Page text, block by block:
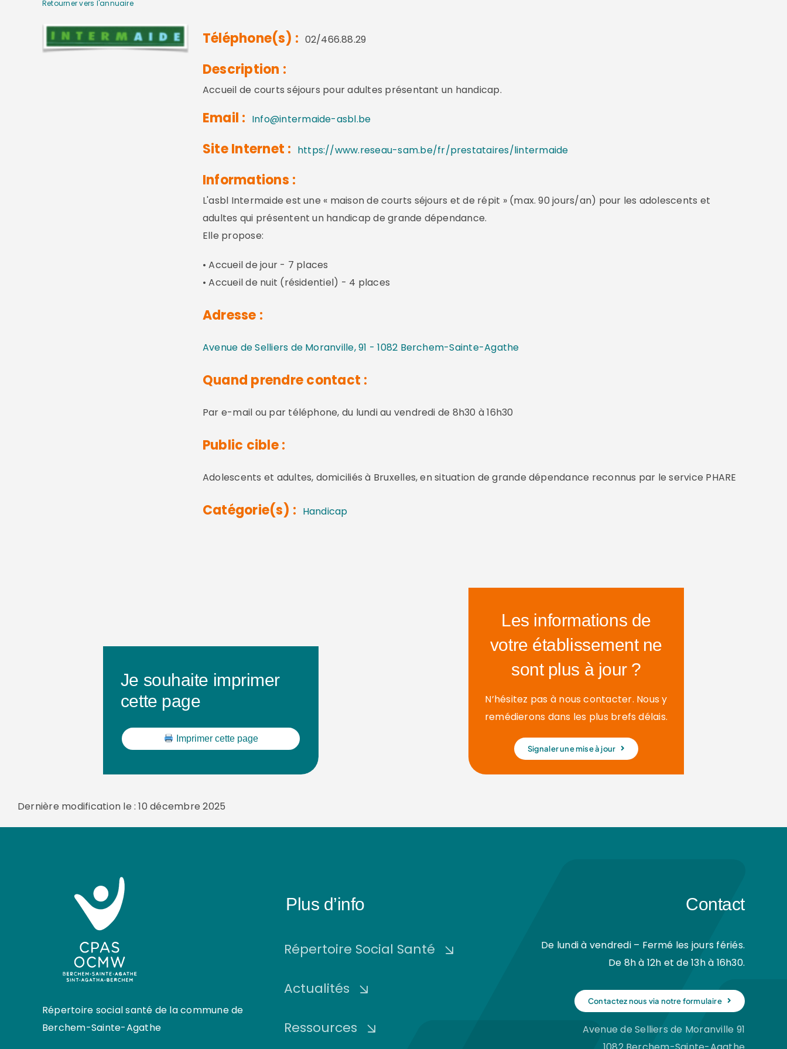
Retourner vers l'annuaire
Téléphone(s) : 02/466.88.29
Description :
Accueil de courts séjours pour adultes présentant un handicap.
Email : Info@intermaide-asbl.be
Site Internet : https://www.reseau-sam.be/fr/prestataires/lintermaide
Informations :
L'asbl Intermaide est une « maison de courts séjours et de répit » (max. 90 jours/an) pour les adolescents et
adultes qui présentent un handicap de grande dépendance.
Elle propose:
• Accueil de jour - 7 places
• Accueil de nuit (résidentiel) - 4 places
Adresse :
Avenue de Selliers de Moranville, 91 - 1082 Berchem-Sainte-Agathe
Quand prendre contact :
Par e-mail ou par téléphone, du lundi au vendredi de 8h30 à 16h30
Public cible :
Adolescents et adultes, domiciliés à Bruxelles, en situation de grande dépendance reconnus par le service PHARE
Catégorie(s) : Handicap
Je souhaite imprimer
cette page
Imprimer cette page
Les informations de
votre établissement ne
sont plus à jour ?
N’hésitez pas à nous contacter. Nous y
remédierons dans les plus brefs délais.
Signaler une mise à jour
Dernière modification le : 10 décembre 2025
Répertoire social santé de la commune de
Berchem-Sainte-Agathe
Plus d’info
Répertoire Social Santé
Actualités
Ressources
Contact
De lundi à vendredi – Fermé les jours fériés.
De 8h à 12h et de 13h à 16h30.
Contactez nous via notre formulaire
Avenue de Selliers de Moranville 91